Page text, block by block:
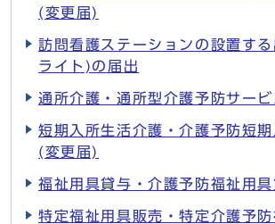
(変更届)
訪問看護ステーションの設置す
ライト)の届出
通所介護・通所型介護予防サー
短期入所生活介護・介護予防短
(変更届)
福祉用具貸与・介護予防福祉用
特定福祉用具販売・特定介護予